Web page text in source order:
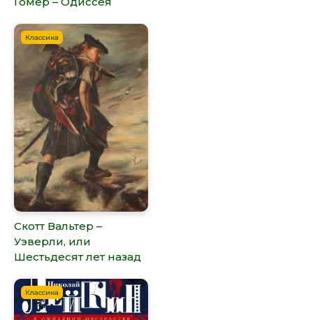
Классика
Скотт Вальтер –
Уэверли, или
Шестьдесят лет назад
Классика